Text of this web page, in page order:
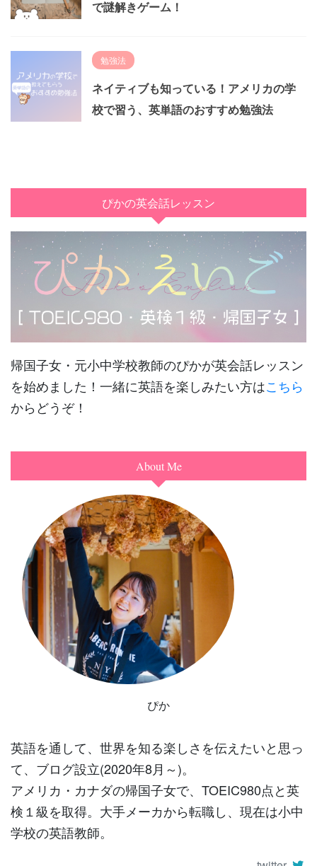
で謎解きゲーム！
勉強法
ネイティブも知っている！アメリカの学
校で習う、英単語のおすすめ勉強法
ぴかの英会話レッスン
帰国子女・元小中学校教師のぴかが英会話レッスン
を始めました！一緒に英語を楽しみたい方はこちら
からどうぞ！
About Me
ぴか
英語を通して、世界を知る楽しさを伝えたいと思っ
て、ブログ設立(2020年8月～)。
アメリカ・カナダの帰国子女で、TOEIC980点と英
検１級を取得。大手メーカから転職し、現在は小中
学校の英語教師。